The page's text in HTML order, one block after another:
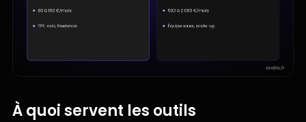
À quoi servent les outils